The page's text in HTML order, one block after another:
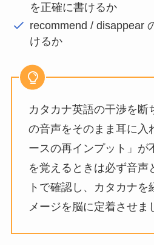
を正確に書けるか
recommend / disappear
けるか
カタカナ英語の干渉を断
の音声をそのまま耳に入
ースの再インプット」が
を覚えるときは必ず音声
トで確認し、カタカナを
メージを脳に定着させま